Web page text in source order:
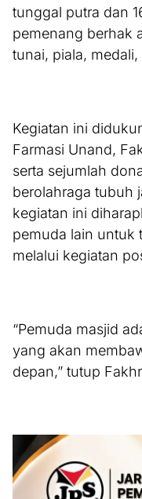
tunggal putra dan
pemenang berhak
tunai, piala,
Kegiatan ini
Farmasi Unand,
serta sejumlah
berolahraga tubuh
kegiatan ini
pemuda lain untuk
melalui kegiatan
“Pemuda masjid
yang akan
depan,” tutup